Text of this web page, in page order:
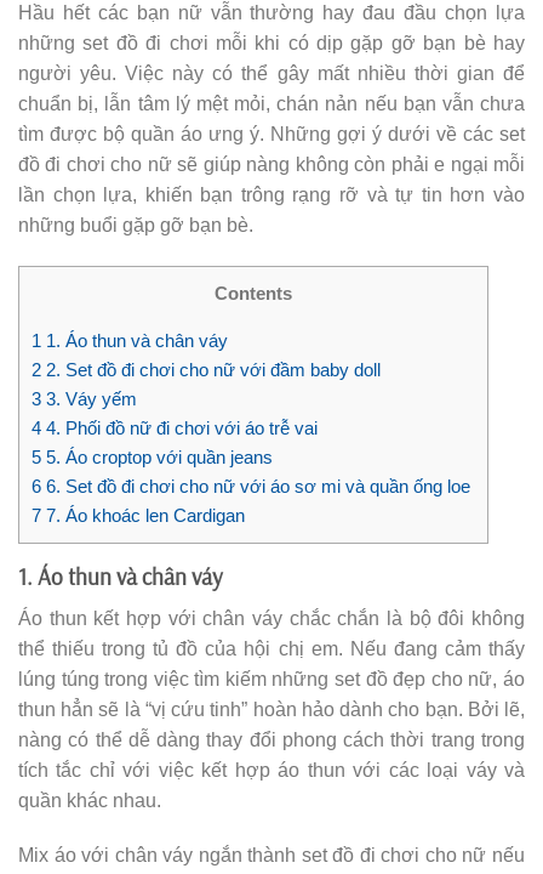
Hầu hết các bạn nữ vẫn thường hay đau đầu chọn lựa
những set đồ đi chơi mỗi khi có dịp gặp gỡ bạn bè hay
người yêu. Việc này có thể gây mất nhiều thời gian để
chuẩn bị, lẫn tâm lý mệt mỏi, chán nản nếu bạn vẫn chưa
tìm được bộ quần áo ưng ý. Những gợi ý dưới về các set
đồ đi chơi cho nữ sẽ giúp nàng không còn phải e ngại mỗi
lần chọn lựa, khiến bạn trông rạng rỡ và tự tin hơn vào
những buổi gặp gỡ bạn bè.
Contents
1 1. Áo thun và chân váy
2 2. Set đồ đi chơi cho nữ với đầm baby doll
3 3. Váy yếm
4 4. Phối đồ nữ đi chơi với áo trễ vai
5 5. Áo croptop với quần jeans
6 6. Set đồ đi chơi cho nữ với áo sơ mi và quần ống loe
7 7. Áo khoác len Cardigan
1. Áo thun và chân váy
Áo thun kết hợp với chân váy chắc chắn là bộ đôi không
thể thiếu trong tủ đồ của hội chị em. Nếu đang cảm thấy
lúng túng trong việc tìm kiếm những set đồ đẹp cho nữ, áo
thun hẳn sẽ là “vị cứu tinh” hoàn hảo dành cho bạn. Bởi lẽ,
nàng có thể dễ dàng thay đổi phong cách thời trang trong
tích tắc chỉ với việc kết hợp áo thun với các loại váy và
quần khác nhau.
Mix áo với chân váy ngắn thành set đồ đi chơi cho nữ nếu